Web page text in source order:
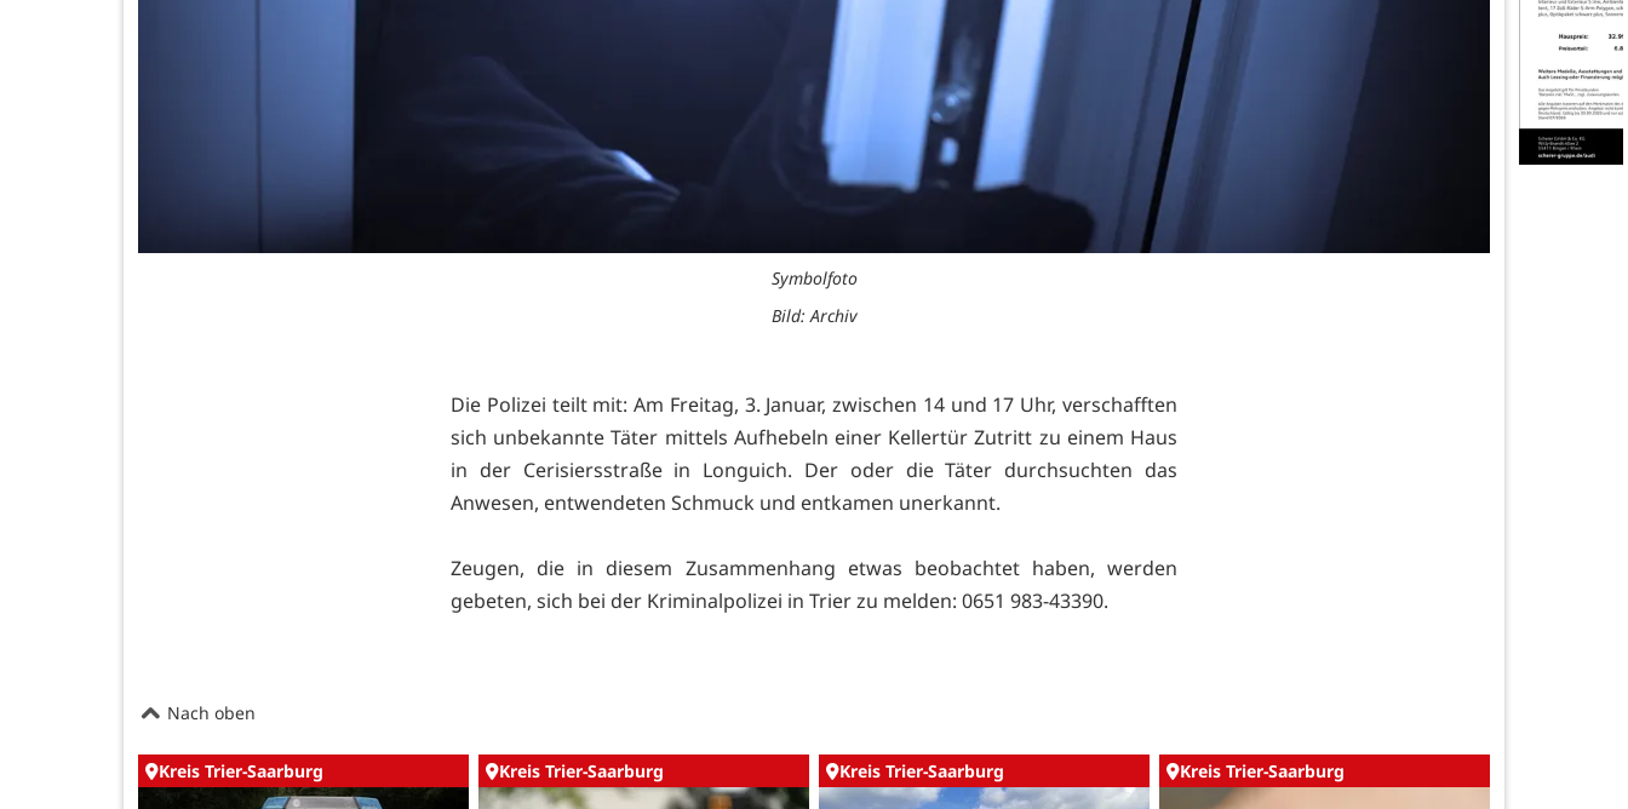
Symbolfoto
Bild: Archiv
Die Polizei teilt mit: Am Freitag, 3. Januar, zwischen 14 und 17 Uhr, verschafften
sich unbekannte Täter mittels Aufhebeln einer Kellertür Zutritt zu einem Haus
in der Cerisiersstraße in Longuich. Der oder die Täter durchsuchten das
Anwesen, entwendeten Schmuck und entkamen unerkannt.
Zeugen, die in diesem Zusammenhang etwas beobachtet haben, werden
gebeten, sich bei der Kriminalpolizei in Trier zu melden: 0651 983-43390.
Nach oben
Kreis Trier-Saarburg Kreis Trier-Saarburg Kreis Trier-Saarburg Kreis Trier-Saarburg